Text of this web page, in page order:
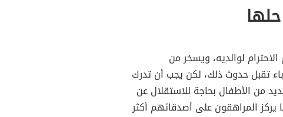
لوالديه، ويسخر من
تقبل حدوث ذلك، لكن يجب أن تدرك
من الأطفال بحاجة للاستقلال عن
المراهقون على أصدقائهم أكثر